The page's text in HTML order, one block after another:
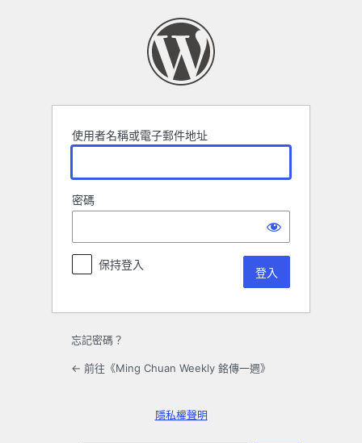
使用者名稱或電子郵件地址
密碼
保持登入
忘記密碼？
← 前往《Ming Chuan Weekly 銘傳一週》
隱私權聲明